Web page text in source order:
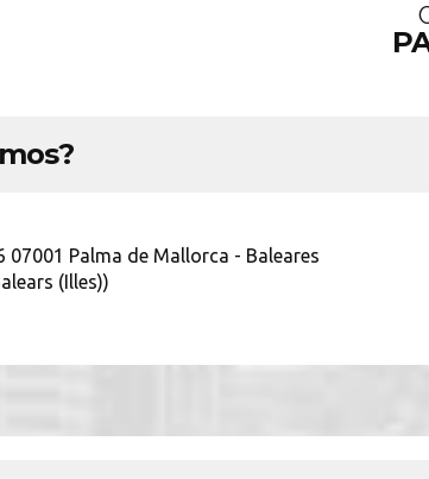
07001 Palma de Mallorca - Baleares
(Illes))